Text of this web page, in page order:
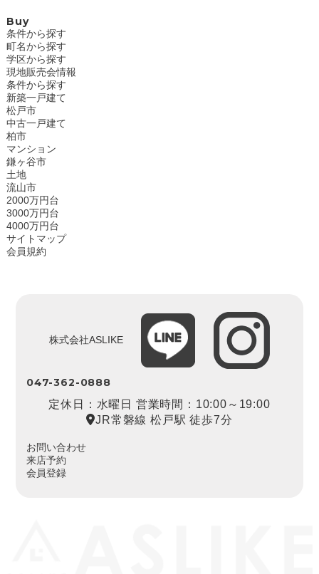
Buy
条件から探す
町名から探す
学区から探す
現地販売会情報
条件から探す
新築一戸建て
松戸市
中古一戸建て
柏市
マンション
鎌ヶ谷市
土地
流山市
2000万円台
3000万円台
4000万円台
サイトマップ
会員規約
株式会社ASLIKE
047-362-0888
定休日：水曜日 営業時間：10:00～19:00
JR常磐線 松戸駅 徒歩7分
お問い合わせ
来店予約
会員登録